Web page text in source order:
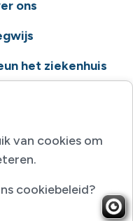
ons
het ziekenhuis
van cookies om
cookiebeleid?